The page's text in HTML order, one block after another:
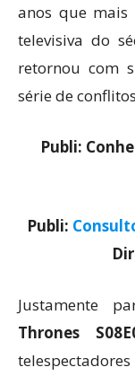
anos que mais
televisiva do
retornou com
série de
Publi:
Publi:
Justamente
Thrones